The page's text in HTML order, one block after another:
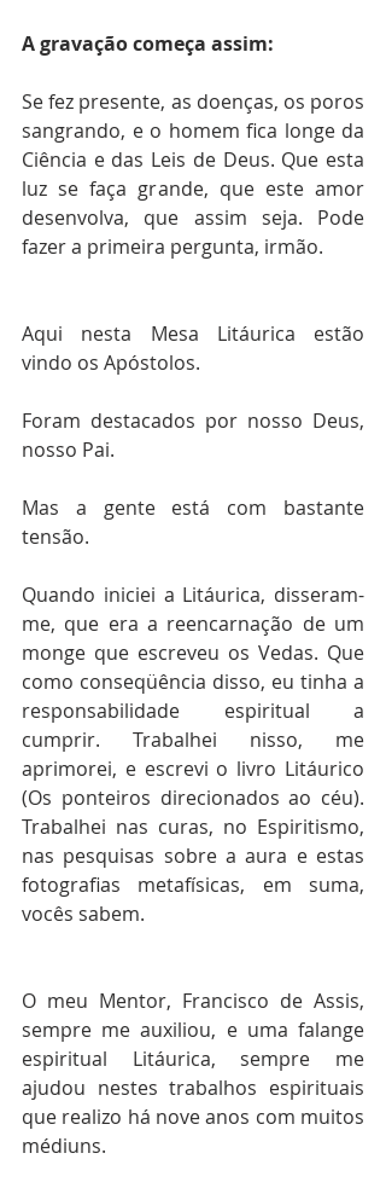
A gravação começa assim:
Se fez presente, as doenças, os poros
sangrando, e o homem fica longe da
Ciência e das Leis de Deus. Que esta
luz se faça grande, que este amor
desenvolva, que assim seja. Pode
fazer a primeira pergunta, irmão.
Aqui nesta Mesa Litáurica estão
vindo os Apóstolos.
Foram destacados por nosso Deus,
nosso Pai.
Mas a gente está com bastante
tensão.
Quando iniciei a Litáurica, disseram-
me, que era a reencarnação de um
monge que escreveu os Vedas. Que
como conseqüência disso, eu tinha a
responsabilidade espiritual a
cumprir. Trabalhei nisso, me
aprimorei, e escrevi o livro Litáurico
(Os ponteiros direcionados ao céu).
Trabalhei nas curas, no Espiritismo,
nas pesquisas sobre a aura e estas
fotografias metafísicas, em suma,
vocês sabem.
O meu Mentor, Francisco de Assis,
sempre me auxiliou, e uma falange
espiritual Litáurica, sempre me
ajudou nestes trabalhos espirituais
que realizo há nove anos com muitos
médiuns.